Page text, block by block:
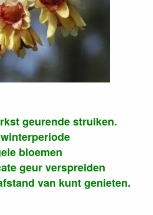
geurende struiken.
bloemen
geur verspreiden
van kunt genieten.